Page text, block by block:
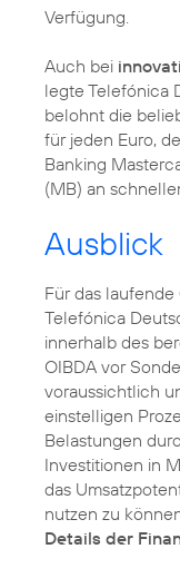
Verfügung.
Auch bei
legte Telefónica
belohnt die
für jeden Euro,
Banking
(MB) an
Ausblick
Für das laufende
Telefónica
innerhalb des
OIBDA vor
voraussichtlich
einstelligen
Belastungen
Investitionen in
das
nutzen zu
Details der